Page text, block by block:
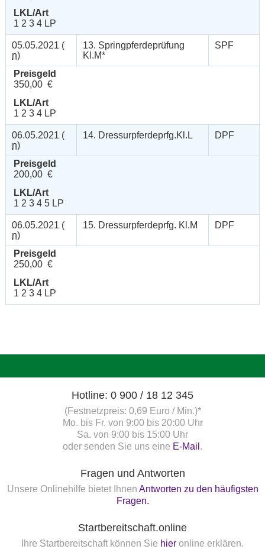
LKL/Art
1 2 3 4 LP
05.05.2021 (
n)
13. Springpferdeprüfung
Kl.M*
SPF
Preisgeld
350,00 €
LKL/Art
1 2 3 4 LP
06.05.2021 (
n)
14. Dressurpferdeprfg.Kl.L DPF
Preisgeld
200,00 €
LKL/Art
1 2 3 4 5 LP
06.05.2021 (
n)
15. Dressurpferdeprfg. Kl.M DPF
Preisgeld
250,00 €
LKL/Art
1 2 3 4 LP
Hotline: 0 900 / 18 12 345
(Festnetzpreis: 0,69 Euro / Min.)*
Mo. bis Fr. von 9:00 bis 20:00 Uhr
Sa. von 9:00 bis 15:00 Uhr
oder senden Sie uns eine E-Mail .
Fragen und Antworten
Unsere Onlinehilfe bietet Ihnen Antworten zu den häufigsten
Fragen.
Startbereitschaft.online
Ihre Startbereitschaft können Sie hier online erklären.